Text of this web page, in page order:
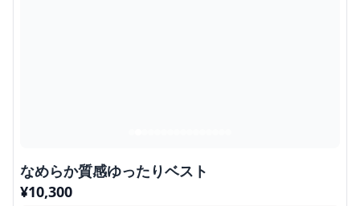
なめらか質感ゆったりベスト
¥10,300